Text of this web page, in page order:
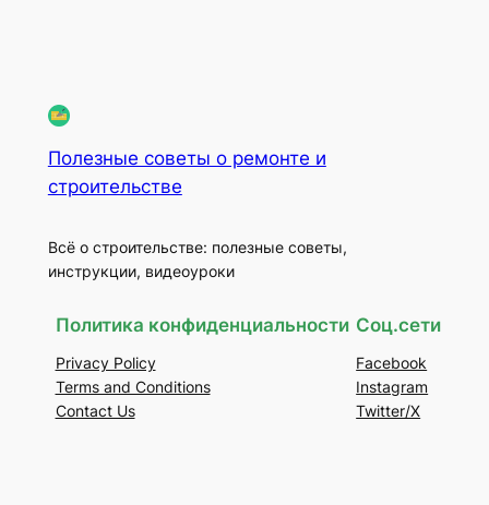
Полезные советы о ремонте и
строительстве
Всё о строительстве: полезные советы,
инструкции, видеоуроки
Политика конфиденциальности
Privacy Policy
Terms and Conditions
Contact Us
Соц.сети
Facebook
Instagram
Twitter/X